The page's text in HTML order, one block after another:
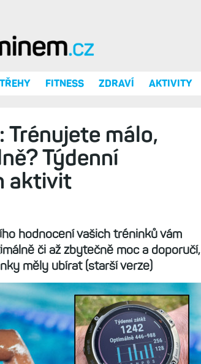
FITNESS ZDRAVÍ AKTIVITY
Trénujete málo,
Týdenní
aktivit
hodnocení vašich tréninků vám
či až zbytečně moc a doporučí,
měly ubírat (starší verze)